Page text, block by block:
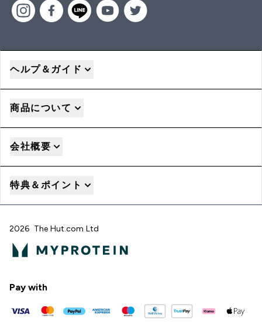
ヘルプ＆ガイド
商品について
会社概要
特典＆ポイント
2026 The Hut.com Ltd
Pay with